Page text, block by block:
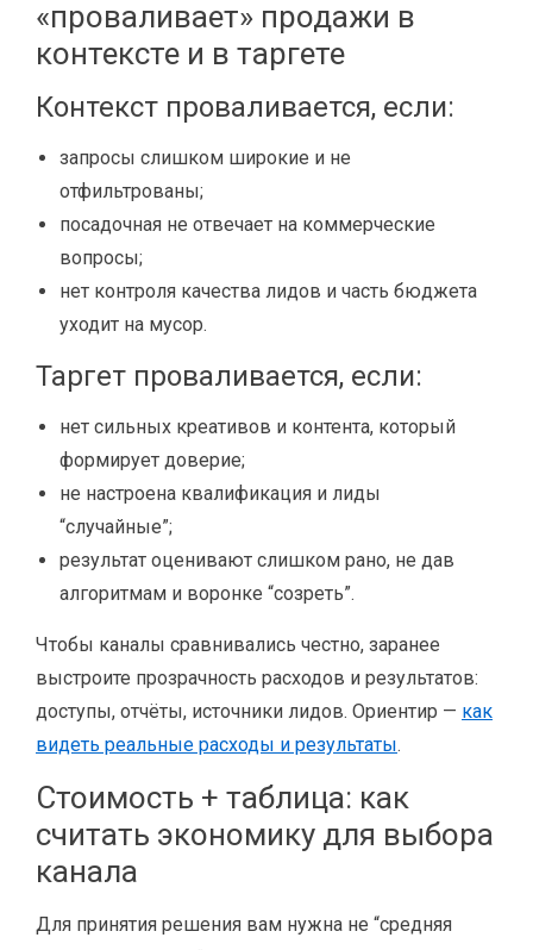
«проваливает» продажи в
контексте и в таргете
Контекст проваливается, если:
запросы слишком широкие и не
отфильтрованы;
посадочная не отвечает на коммерческие
вопросы;
нет контроля качества лидов и часть бюджета
уходит на мусор.
Таргет проваливается, если:
нет сильных креативов и контента, который
формирует доверие;
не настроена квалификация и лиды
“случайные”;
результат оценивают слишком рано, не дав
алгоритмам и воронке “созреть”.
Чтобы каналы сравнивались честно, заранее
выстроите прозрачность расходов и результатов:
доступы, отчёты, источники лидов. Ориентир — как
видеть реальные расходы и результаты.
Стоимость + таблица: как
считать экономику для выбора
канала
Для принятия решения вам нужна не “средняя